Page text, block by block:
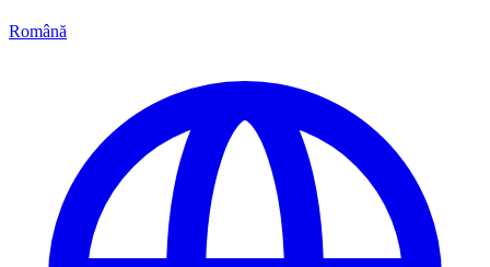
Română